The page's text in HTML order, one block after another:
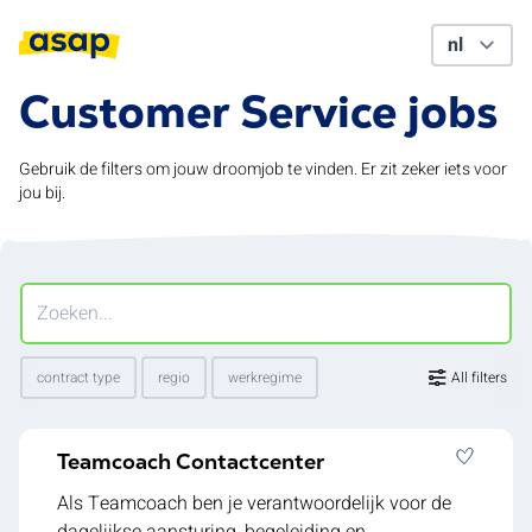
Customer Service jobs
Gebruik de filters om jouw droomjob te vinden. Er zit zeker iets voor
jou bij.
contract type regio werkregime All filters
Teamcoach Contactcenter
Als Teamcoach ben je verantwoordelijk voor de